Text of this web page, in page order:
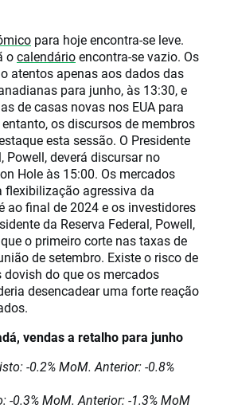
para hoje encontra-se leve.
ocalendárioencontra-se vazio. Os
atentos apenas aos dados das
para junho, às 13:30, e
de casas novas nos EUA para
os discursos de membros
esta sessão. O Presidente
Powell, deverá discursar no
Hole às 15:00. Os mercados
flexibilização agressiva da
ao final de 2024 e os investidores
da Reserva Federal, Powell,
o primeiro corte nas taxas de
de setembro. Existe o risco de
dovish do que os mercados
desencadear uma forte reação
vendas a retalho para junho
-0.2% MoM. Anterior: -0.8%
-0.3% MoM. Anterior: -1.3% MoM